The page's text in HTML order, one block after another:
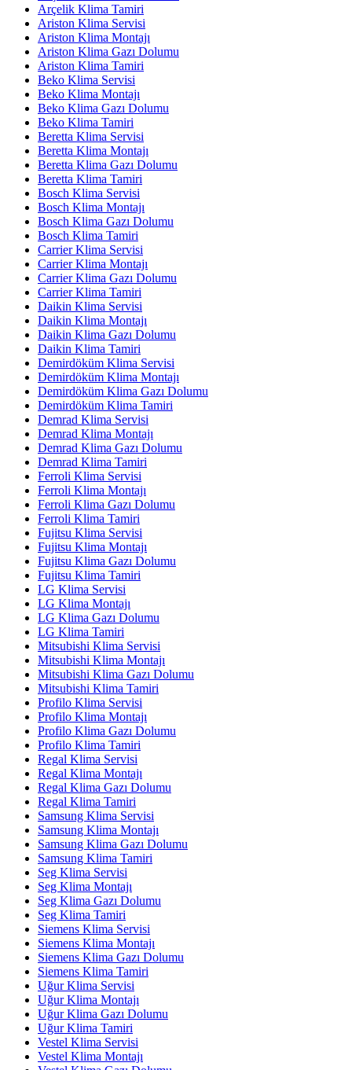
Arçelik Klima Tamiri
Ariston Klima Servisi
Ariston Klima Montajı
Ariston Klima Gazı Dolumu
Ariston Klima Tamiri
Beko Klima Servisi
Beko Klima Montajı
Beko Klima Gazı Dolumu
Beko Klima Tamiri
Beretta Klima Servisi
Beretta Klima Montajı
Beretta Klima Gazı Dolumu
Beretta Klima Tamiri
Bosch Klima Servisi
Bosch Klima Montajı
Bosch Klima Gazı Dolumu
Bosch Klima Tamiri
Carrier Klima Servisi
Carrier Klima Montajı
Carrier Klima Gazı Dolumu
Carrier Klima Tamiri
Daikin Klima Servisi
Daikin Klima Montajı
Daikin Klima Gazı Dolumu
Daikin Klima Tamiri
Demirdöküm Klima Servisi
Demirdöküm Klima Montajı
Demirdöküm Klima Gazı Dolumu
Demirdöküm Klima Tamiri
Demrad Klima Servisi
Demrad Klima Montajı
Demrad Klima Gazı Dolumu
Demrad Klima Tamiri
Ferroli Klima Servisi
Ferroli Klima Montajı
Ferroli Klima Gazı Dolumu
Ferroli Klima Tamiri
Fujitsu Klima Servisi
Fujitsu Klima Montajı
Fujitsu Klima Gazı Dolumu
Fujitsu Klima Tamiri
LG Klima Servisi
LG Klima Montajı
LG Klima Gazı Dolumu
LG Klima Tamiri
Mitsubishi Klima Servisi
Mitsubishi Klima Montajı
Mitsubishi Klima Gazı Dolumu
Mitsubishi Klima Tamiri
Profilo Klima Servisi
Profilo Klima Montajı
Profilo Klima Gazı Dolumu
Profilo Klima Tamiri
Regal Klima Servisi
Regal Klima Montajı
Regal Klima Gazı Dolumu
Regal Klima Tamiri
Samsung Klima Servisi
Samsung Klima Montajı
Samsung Klima Gazı Dolumu
Samsung Klima Tamiri
Seg Klima Servisi
Seg Klima Montajı
Seg Klima Gazı Dolumu
Seg Klima Tamiri
Siemens Klima Servisi
Siemens Klima Montajı
Siemens Klima Gazı Dolumu
Siemens Klima Tamiri
Uğur Klima Servisi
Uğur Klima Montajı
Uğur Klima Gazı Dolumu
Uğur Klima Tamiri
Vestel Klima Servisi
Vestel Klima Montajı